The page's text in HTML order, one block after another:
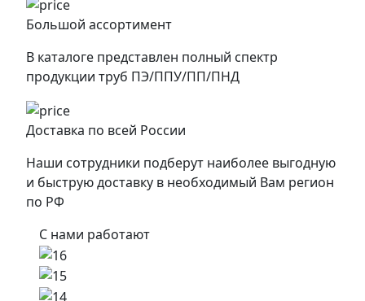
Большой ассортимент
В каталоге представлен полный спектр
продукции труб ПЭ/ППУ/ПП/ПНД
Доставка по всей России
Наши сотрудники подберут наиболее выгодную
и быструю доставку в необходимый Вам регион
по РФ
С нами работают